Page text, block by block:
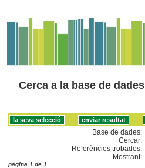
Cerca a la base de dades
Base de dades:
Cercar:
Referències trobades:
Mostrant:
pàgina 1 de 1